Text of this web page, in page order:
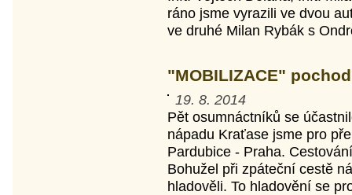
ráno jsme vyrazili ve dvou
ve druhé Milan Rybák s
"MOBILIZACE"
19. 8. 2014
Pět osumnáctníků se
nápadu Kraťase jsme pro
Pardubice - Praha.
Bohužel při zpáteční cestě
hladověli. To hladovění se